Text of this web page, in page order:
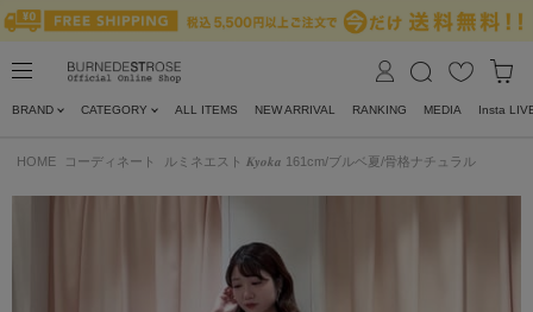
BRAND CATEGORY ALL ITEMS NEW ARRIVAL RANKING MEDIA Insta
HOME コーディネート ルミネエスト 𝑲𝒚𝒐𝒌𝒂 161cm/ブルベ夏/骨格ナチュラル